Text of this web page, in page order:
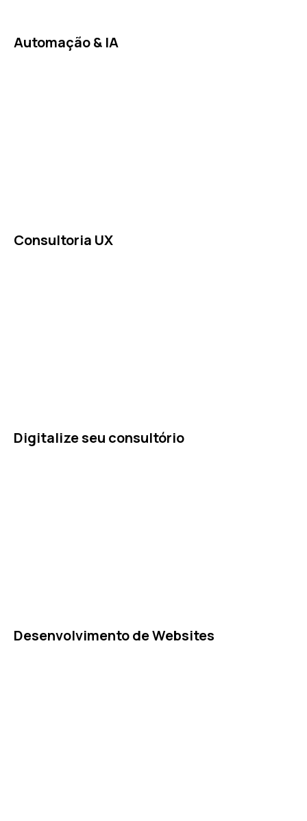
Automação & IA
Consultoria UX
Digitalize seu consultório
Desenvolvimento de Websites